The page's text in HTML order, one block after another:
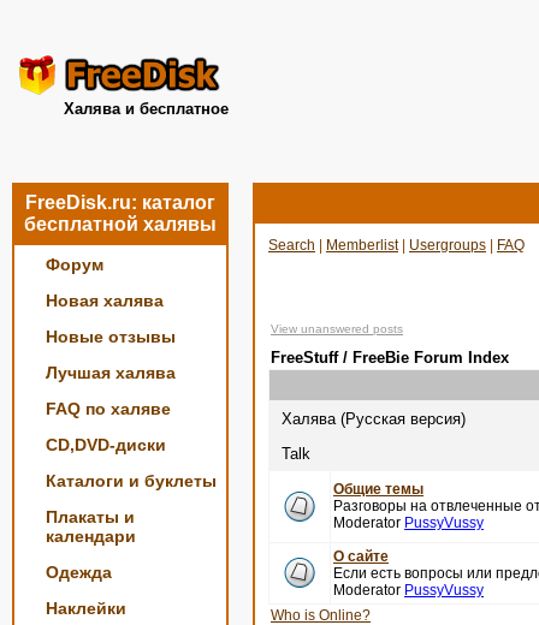
Халява и бесплатное
FreeDisk.ru: каталог
бесплатной халявы
Форум
Новая халява
Новые отзывы
Лучшая халява
FAQ по халяве
CD,DVD-диски
Каталоги и буклеты
Плакаты и
календари
Одежда
Наклейки
Search Memberlist| Usergroups FAQ
View unanswered posts
FreeStuff / FreeBie Forum Index
Халява (Русская версия)
Talk
Общие темы
Разговоры на отвлеченные
Moderator PussyVussy
О сайте
Если есть вопросы или
Moderator PussyVussy
Who is Online?